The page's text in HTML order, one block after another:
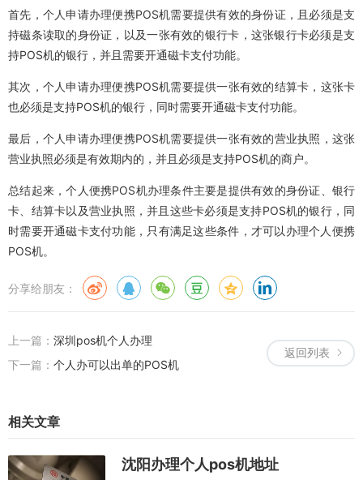
首先，个人申请办理便携POS机需要提供有效的身份证，且必须是支
持磁条读取的身份证，以及一张有效的银行卡，这张银行卡必须是支
持POS机的银行，并且需要开通磁卡支付功能。
其次，个人申请办理便携POS机需要提供一张有效的结算卡，这张卡
也必须是支持POS机的银行，同时需要开通磁卡支付功能。
最后，个人申请办理便携POS机需要提供一张有效的营业执照，这张
营业执照必须是有效期内的，并且必须是支持POS机的商户。
总结起来，个人便携POS机办理条件主要是提供有效的身份证、银行
卡、结算卡以及营业执照，并且这些卡必须是支持POS机的银行，同
时需要开通磁卡支付功能，只有满足这些条件，才可以办理个人便携
POS机。
分享给朋友：
返回列表
上一篇： 深圳pos机个人办理
下一篇： 个人办可以出单的POS机
相关文章
沈阳办理个人pos机地址